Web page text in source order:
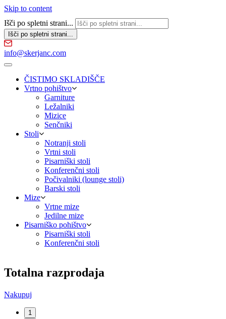
Skip to content
Išči po spletni strani...
info@skerjanc.com
ČISTIMO SKLADIŠČE
Vrtno pohištvo
Garniture
Ležalniki
Mizice
Senčniki
Stoli
Notranji stoli
Vrtni stoli
Pisarniški stoli
Konferenčni stoli
Počivalniki (lounge stoli)
Barski stoli
Mize
Vrtne mize
Jedilne mize
Pisarniško pohištvo
Pisarniški stoli
Konferenčni stoli
Totalna razprodaja
Nakupuj
1